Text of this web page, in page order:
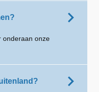
onderaan onze